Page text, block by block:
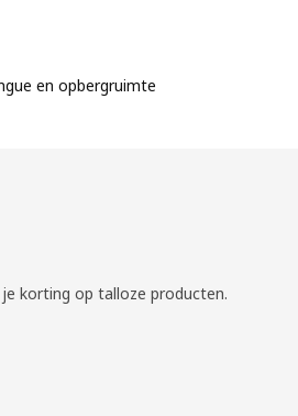
en opbergruimte
korting op talloze producten.